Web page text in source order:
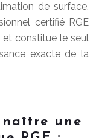
de surface.
certifié RGE
et constitue le seul
exacte de la
une